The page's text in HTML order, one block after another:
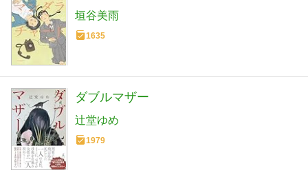
垣谷美雨
1635
ダブルマザー
辻堂ゆめ
1979